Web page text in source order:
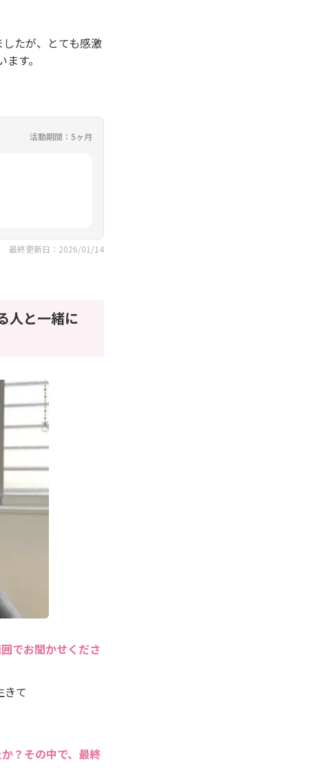
たが、とても感激
す。
活動期間：5ヶ月
最終更新日：2026/01/14
人と一緒に
でお聞かせくださ
きて
？その中で、最終